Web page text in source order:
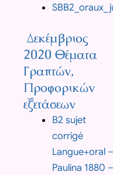
Δεκέμβριος
2020 Θέματα
Γραπτών,
Προφορικών
εξετάσεων
B2 sujet
corrigé
Langue+oral –
Paulina 1880 –